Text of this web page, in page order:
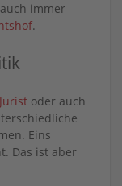
immer
.
oder auch
Eins
Das ist aber